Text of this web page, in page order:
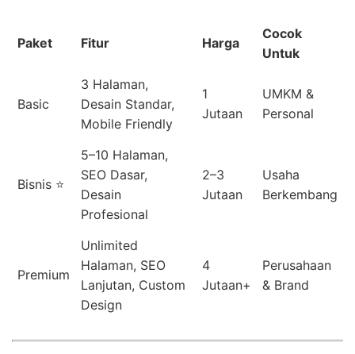
Paket Fitur Harga
Cocok
Untuk
Basic
3 Halaman,
Desain Standar,
Mobile Friendly
1
Jutaan
UMKM &
Personal
Bisnis ⭐
5–10 Halaman,
SEO Dasar,
Desain
Profesional
2–3
Jutaan
Usaha
Berkembang
Premium
Unlimited
Halaman, SEO
Lanjutan, Custom
Design
4
Jutaan+
Perusahaan
& Brand